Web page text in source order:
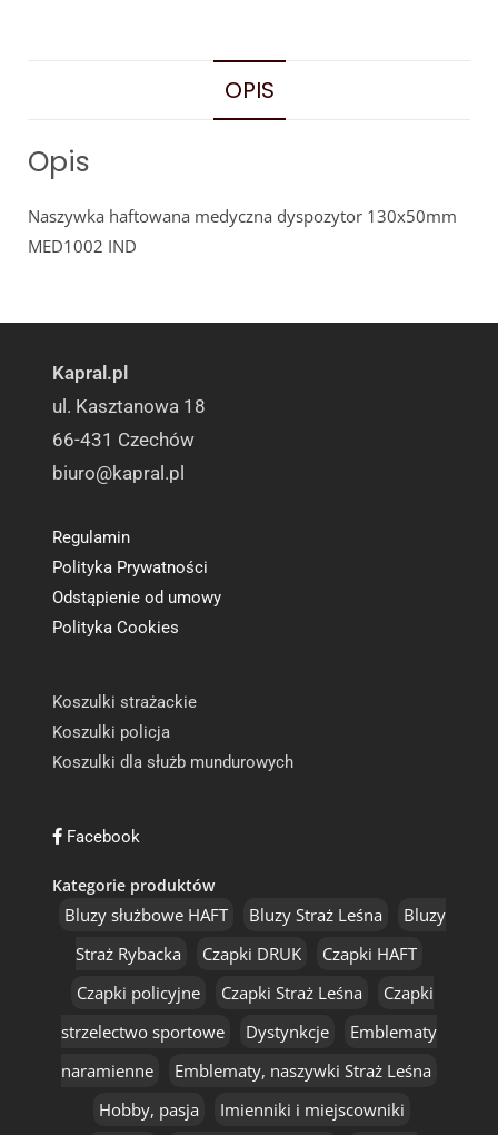
OPIS
Opis
Naszywka haftowana medyczna dyspozytor 130x50mm
MED1002 IND
Kapral.pl
ul. Kasztanowa 18
66-431 Czechów
biuro@kapral.pl
Regulamin
Polityka Prywatności
Odstąpienie od umowy
Polityka Cookies
Koszulki strażackie
Koszulki policja
Koszulki dla służb mundurowych
Facebook
Kategorie produktów
Bluzy służbowe HAFT Bluzy Straż Leśna
Bluzy
Straż Rybacka
Czapki DRUK
Czapki HAFT
Czapki policyjne
Czapki Straż Leśna
Czapki
strzelectwo sportowe
Dystynkcje
Emblematy
naramienne
Emblematy, naszywki Straż Leśna
Hobby, pasja
Imienniki i miejscowniki